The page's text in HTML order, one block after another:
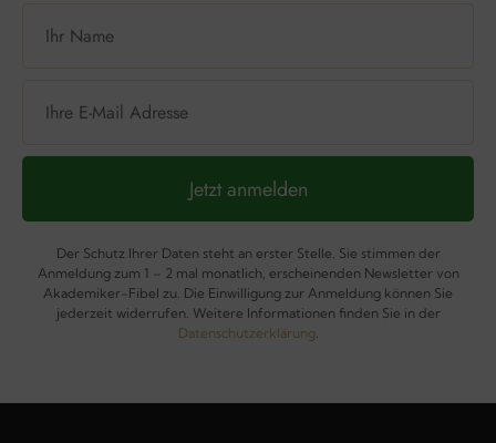
Jetzt anmelden
Der Schutz Ihrer Daten steht an erster Stelle. Sie stimmen der
Anmeldung zum 1 – 2 mal monatlich, erscheinenden Newsletter von
Akademiker-Fibel zu. Die Einwilligung zur Anmeldung können Sie
jederzeit widerrufen. Weitere Informationen finden Sie in der
Datenschutzerklärung.